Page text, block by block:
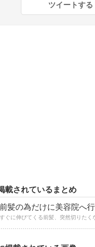
ツイートする
載されているまとめ
前髪の為だけに美容院へ